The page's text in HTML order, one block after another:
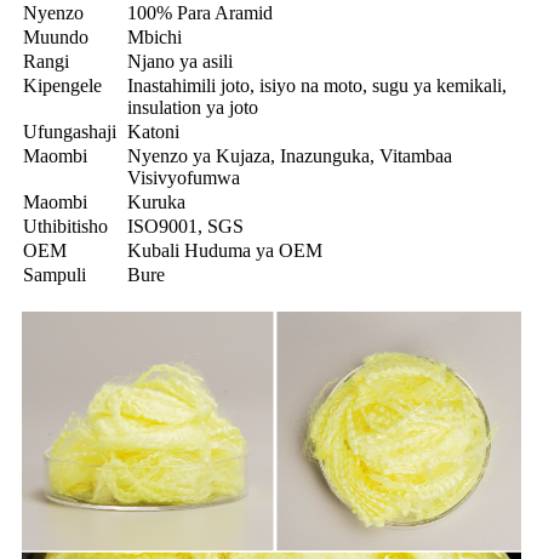
Nyenzo
100% Para Aramid
Muundo
Mbichi
Rangi
Njano ya asili
Kipengele
Inastahimili joto, isiyo na moto, sugu ya kemikali,
insulation ya joto
Ufungashaji Katoni
Maombi
Nyenzo ya Kujaza, Inazunguka, Vitambaa
Visivyofumwa
Maombi
Kuruka
Uthibitisho
ISO9001, SGS
OEM
Kubali Huduma ya OEM
Sampuli
Bure